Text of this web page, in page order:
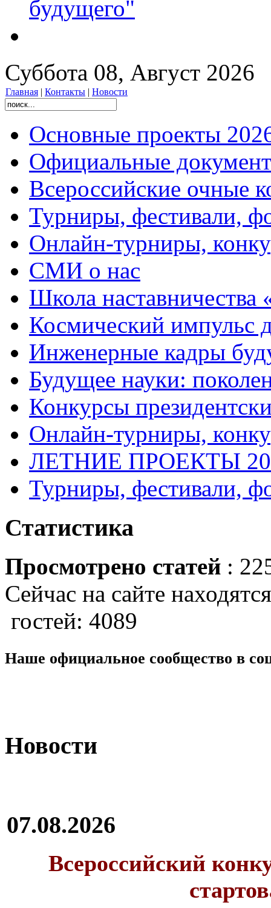
будущего"
Суббота 08, Август 2026
Главная | Контакты | Новости
Основные проекты
Официальные
Всероссийские очные
Турниры, фестивали,
Онлайн-турниры,
СМИ о нас
Школа
Космический импульс
Инженерные кадры
Будущее науки:
Конкурсы
Онлайн-турниры,
ЛЕТНИЕ ПРОЕКТЫ
Турниры, фестивали,
Статистика
Просмотрено статей :
Сейчас на сайте
гостей: 4089
Наше официальное сообщество в
Новости
07.08.2026
Всероссийский